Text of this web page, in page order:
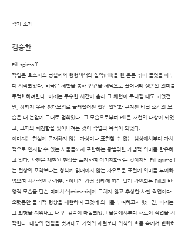
작가 소개
김승환
Pill spin-off
작업은 호스피스 병실에서 형형색색의 알약(Pill)을 한 움큼 쥐어 들었을 때부
터 시작되었다. 비극은 체험을 통해 인간을 체념으로 끌어내려 생존의 의미를
무력화하려한다. 이제는 무수한 시간이 흘러 그 체험이 무뎌질 때도 되었건
만, 삼키지 못해 침대보위로 굴러떨어진 빨간 알약과 구겨진 비닐 조각의 모
습은 내 눈앞에 그대로 멈춰있다. 그 모습으로부터 Pill은 재현의 대상이 되었
고, 그때의 처참함을 씻어내려는 것이 작업의 목적이 되었다.
이미지는 현실에 존재하지 않는 가상이나 표현할 수 없는 심상에서부터 가시
적으로 인지할 수 있는 사물들까지 포함하는 광범위한 개념적 의미를 함유하
고 있다. 사진은 재현된 현상을 포착하여 이미지화하는 것이지만 Pill spin-off
는 현상의 포착보다는 형식에 얽매이지 않는 자유로운 표현에 의미를 부여하
였으며 시각적인 감각뿐만 아니라 감정 상태에 따라 달리 각인되는 Pill의 반
영적 모습을 단순 미메시스[mimesis]에 그치지 않고 추상한 사진 작업이다.
오랫동안 물리적 형상을 재현하며 그것에 의미를 부여하고자 했다면, 이제는
그 외형을 지워내고 내 안 깊숙이 매몰되었던 울음에서부터 새로이 작업을 시
작한다. 대상의 껍질을 벗겨내고 기억의 재현보다 의식의 흐름 속에서 변화하